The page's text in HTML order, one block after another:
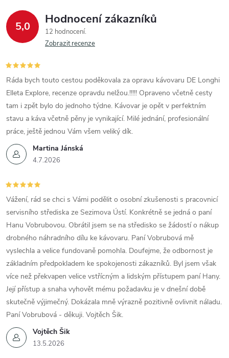
5,0 Hodnocení zákazníků
12 hodnocení
Zobrazit recenze
Martina Jánská
4.7.2026
Ráda bych touto cestou poděkovala za opravu kávovaru DE Longhi
Elleta Explore, recenze opravdu nelžou.!!!!! Opraveno včetně cesty
tam i zpět bylo do jednoho týdne. Kávovar je opět v perfektním
stavu a káva včetně pěny je vynikající. Milé jednání, profesionální
práce, ještě jednou Vám všem veliký dík.
Vojtěch Šik
13.5.2026
Vážení, rád se chci s Vámi podělit o osobní zkušenosti s pracovnicí
servisního střediska ze Sezimova Ústí. Konkrétně se jedná o paní
Hanu Vobrubovou. Obrátil jsem se na středisko se žádostí o nákup
drobného náhradního dílu ke kávovaru. Paní Vobrubová mě
vyslechla a velice fundovaně pomohla. Doufejme, že odbornost je
základním předpokladem ke spokojenosti zákazníků. Byl jsem však
více než překvapen velice vstřícným a lidským přístupem paní Hany.
Její přístup a snaha vyhovět mému požadavku je v dnešní době
skutečně výjimečný. Dokázala mně výrazně pozitivně ovlivnit náladu.
Paní Vobrubová - děkuji. Vojtěch Šik.